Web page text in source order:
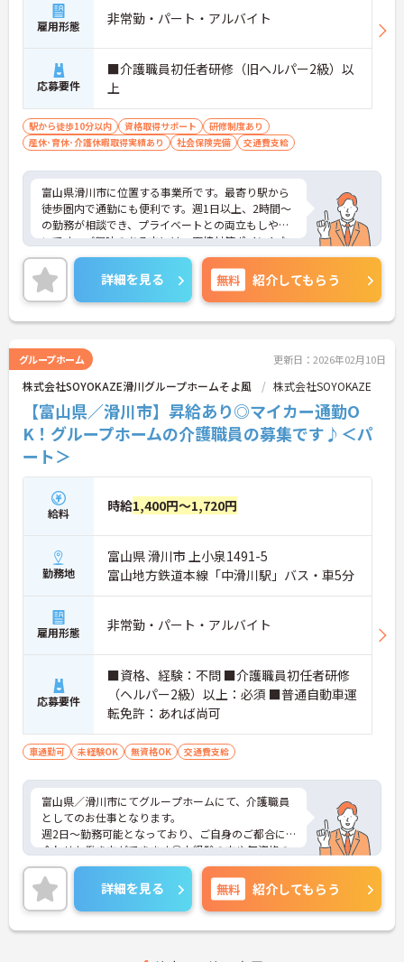
【独自の特別報酬制度により、確かな収入アップが
見込めます】
・賞与年2回に加え、施設運営への貢献やチームワ
ークを評価する特別報酬が支給される仕組みがあり
ます。
・目に見える形で日々の努力がしっかりと還元され
ることで、高いモチベーションを保ちながら将来的
な昇給を目指せます。
【自分らしいスタイルを大切にしながら、無理のな
いペースで働けます】
・清潔感と節度があれば髪色やネイルなどの制限が
ないため、ご自身の個性を尊重した働き方を叶えら
れます。
・月平均残業時間が少なく、年間17日のリフレッシ
ュ休暇も取得できる環境で、心身のゆとりを維持で
きます。
【手厚い資格取得支援や継続雇用制度で、将来の安
・勤務時間内で受講可能な資格取得サポートが整備
されているため、働きながら着実に認知症ケアの専
門性を磨けます。
・65歳の定年後も70歳まで勤務可能な再雇用制度が
設けられており、一つの職場で安定して長く活躍し
続けることが可能です。
雇用形態 非常勤・パート・アルバイト
応募要件
■介護職員初任者研修（旧ヘルパー2級）以
上
駅から徒歩10分以内 資格取得サポート
研修制度あり
産休･育休･介護休暇取得実績あり
社会保険完備 交通費支給
富山県滑川市に位置する事業所です。最寄り駅から
徒歩圏内で通勤にも便利です。週1日以上、2時間～
の勤務が相談でき、プライベートとの両立もしやす
いです。ご興味のある方には、面接対策ポイントな
ど、さらに詳細をお話しいたしますのでお気軽にご
相談ください！詳細を見る 無料 紹介してもらう
グループホーム 更新日：2026年02月10日
株式会社SOYOKAZE滑川グループホームそよ風 株式会社SOYOKAZE
【富山県／滑川市】昇給あり◎マイカー通勤O
K！グループホームの介護職員の募集です♪＜パ
ート＞
給料 時給1,400円～1,720円
勤務地
富山県 滑川市 上小泉1491-5
富山地方鉄道本線「中滑川駅」バス・車5分
雇用形態 非常勤・パート・アルバイト
応募要件
■資格、経験：不問 ■介護職員初任者研修
（ヘルパー2級）以上：必須 ■普通自動車運
転免許：あれば尚可
車通勤可 未経験OK 無資格OK 交通費支給
富山県／滑川市にてグループホームにて、介護職員
としてのお仕事となります。
週2日～勤務可能となっており、ご自身のご都合に
合わせた働き方ができます◎未経験の方や無資格の
方も応募できるので、これから介護職を始めてみた
いという方にお勧めの求人です！
ご興味ある方は面接ポイントをお伝えしますので、
お気軽にお問い合わせください♪
詳細を見る 無料 紹介してもらう